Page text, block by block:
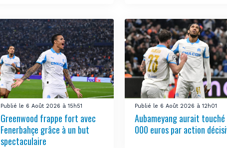
Publié le 6 Août 2026 à 15h51
Greenwood frappe fort avec
Fenerbahçe grâce à un but
spectaculaire
Publié le 6 Août 2026 à 12h01
Aubameyang aurait
000 euros par action